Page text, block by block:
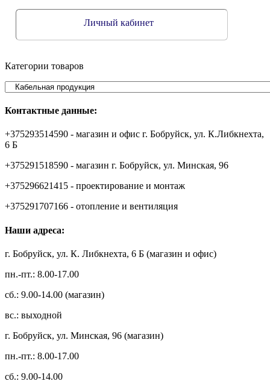
Личный кабинет
Категории товаров
Контактные данные:
+375293514590 - магазин и офис г. Бобруйск, ул. К.Либкнехта,
6 Б
+375291518590 - магазин г. Бобруйск, ул. Минская, 96
+375296621415 - проектирование и монтаж
+375291707166 - отопление и вентиляция
Наши адреса:
г. Бобруйск, ул. К. Либкнехта, 6 Б (магазин и офис)
пн.-пт.: 8.00-17.00
сб.: 9.00-14.00 (магазин)
вс.: выходной
г. Бобруйск, ул. Минская, 96 (магазин)
пн.-пт.: 8.00-17.00
сб.: 9.00-14.00